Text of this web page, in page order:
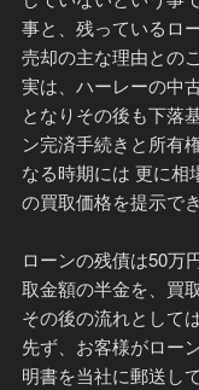
事と、残っているロ
売却の主な理由との
実は、ハーレーの中
となりその後も下落
ン完済手続きと所有
なる時期には 更に相
の買取価格を提示で
ローンの残債は50万
取金額の半金を、買
その後の流れとして
先ず、お客様がロー
明書を当社に郵送し